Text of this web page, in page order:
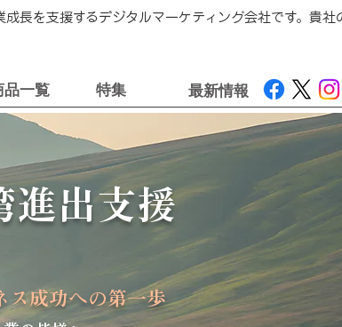
を支援するデジタルマーケティング会社です。貴
品一覧 特集 最新情報
進出支援
ス成功への第一歩